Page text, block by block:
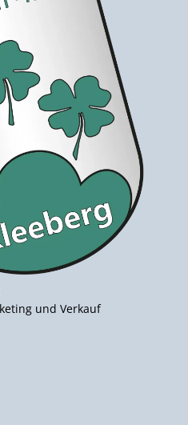
und Verkauf